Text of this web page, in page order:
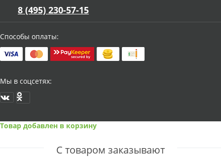
8 (495) 230-57-15
Способы оплаты:
Мы в соцсетях:
Товар добавлен в корзину
С товаром заказывают